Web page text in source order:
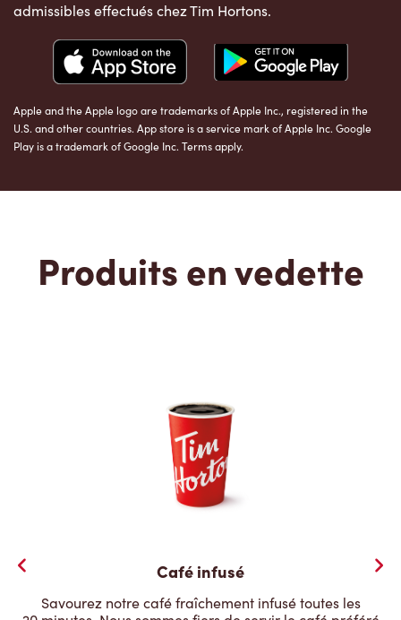
admissibles effectués chez Tim Hortons.
Apple and the Apple logo are trademarks of Apple Inc., registered in the
U.S. and other countries. App store is a service mark of Apple Inc. Google
Play is a trademark of Google Inc. Terms apply.
Produits en vedette
Café infusé
Savourez notre café fraîchement infusé toutes les